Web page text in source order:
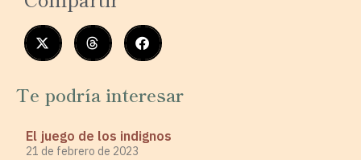
Te podría interesar
El juego de los indignos
21 de febrero de 2023